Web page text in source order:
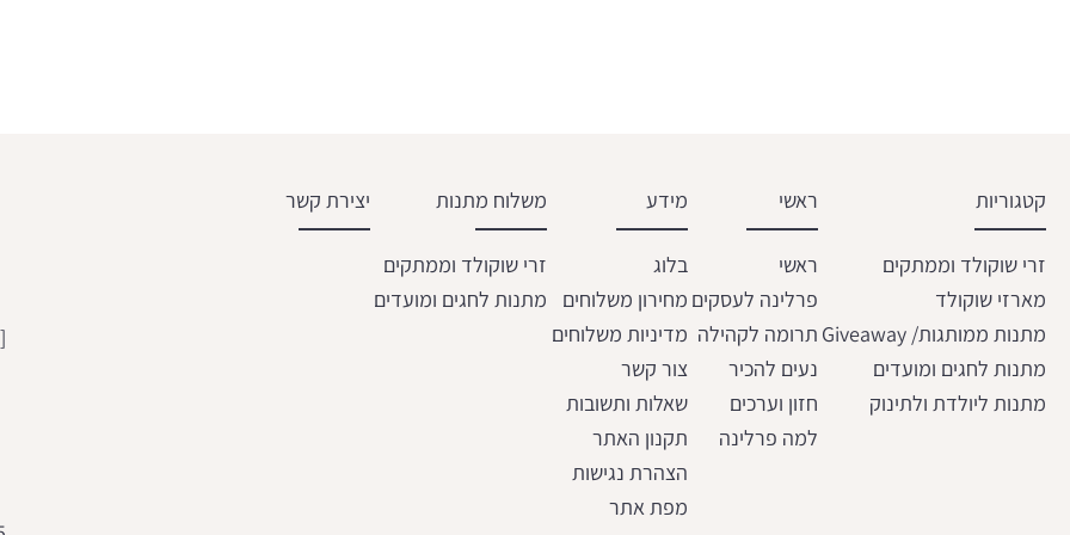
קטגוריות
זרי שוקולד וממתקים
מארזי שוקולד
מתנות ממותגות/ Giveaway
מתנות לחגים ומועדים
מתנות ליולדת ולתינוק
ראשי
ראשי
פרלינה לעסקים
תרומה לקהילה
נעים להכיר
חזון וערכים
למה פרלינה
מידע
בלוג
מחירון משלוחים
מדיניות משלוחים
צור קשר
שאלות ותשובות
תקנון האתר
הצהרת נגישות
מפת אתר
משלוח מתנות
זרי שוקולד וממתקים
מתנות לחגים ומועדים
יצירת קשר
[email protected]